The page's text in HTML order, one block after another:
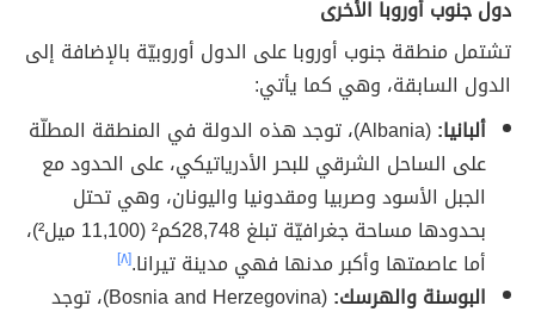
دول جنوب أوروبا الأخرى
تشتمل منطقة جنوب أوروبا على الدول أوروبيّة بالإضافة إلى
الدول السابقة، وهي كما يأتي:
ألبانيا:
(Albania)، توجد هذه الدولة في المنطقة المطلّة
على الساحل الشرقي للبحر الأدرياتيكي، على الحدود مع
الجبل الأسود وصربيا ومقدونيا واليونان، وهي تحتل
بحدودها مساحة جغرافيّة تبلغ 28,748كم² (11,100 ميل²)،
أما عاصمتها وأكبر مدنها فهي مدينة تيرانا.[٨]
البوسنة والهرسك:
(Bosnia and Herzegovina)، توجد